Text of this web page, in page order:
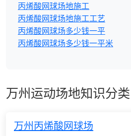
丙烯酸网球场地施工
丙烯酸网球场地施工工艺
丙烯酸网球场多少钱一平
丙烯酸网球场多少钱一平米
万州运动场地知识分类
万州丙烯酸网球场